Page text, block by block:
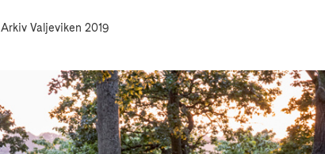
Arkiv Valjeviken 2019